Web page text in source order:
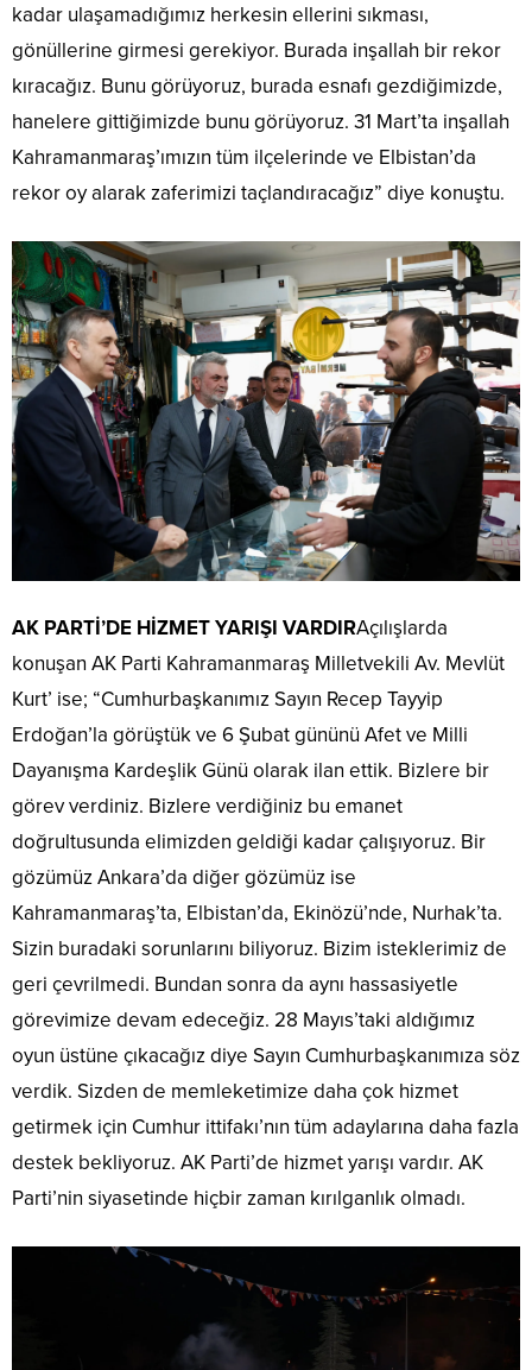
kadar ulaşamadığımız herkesin ellerini sıkması,
gönüllerine girmesi gerekiyor. Burada inşallah bir rekor
kıracağız. Bunu görüyoruz, burada esnafı gezdiğimizde,
hanelere gittiğimizde bunu görüyoruz. 31 Mart’ta inşallah
Kahramanmaraş’ımızın tüm ilçelerinde ve Elbistan’da
rekor oy alarak zaferimizi taçlandıracağız” diye konuştu.
AK PARTİ’DE HİZMET YARIŞI VARDIRAçılışlarda
konuşan AK Parti Kahramanmaraş Milletvekili Av. Mevlüt
Kurt’ ise; “Cumhurbaşkanımız Sayın Recep Tayyip
Erdoğan’la görüştük ve 6 Şubat gününü Afet ve Milli
Dayanışma Kardeşlik Günü olarak ilan ettik. Bizlere bir
görev verdiniz. Bizlere verdiğiniz bu emanet
doğrultusunda elimizden geldiği kadar çalışıyoruz. Bir
gözümüz Ankara’da diğer gözümüz ise
Kahramanmaraş’ta, Elbistan’da, Ekinözü’nde, Nurhak’ta.
Sizin buradaki sorunlarını biliyoruz. Bizim isteklerimiz de
geri çevrilmedi. Bundan sonra da aynı hassasiyetle
görevimize devam edeceğiz. 28 Mayıs’taki aldığımız
oyun üstüne çıkacağız diye Sayın Cumhurbaşkanımıza söz
verdik. Sizden de memleketimize daha çok hizmet
getirmek için Cumhur ittifakı’nın tüm adaylarına daha fazla
destek bekliyoruz. AK Parti’de hizmet yarışı vardır. AK
Parti’nin siyasetinde hiçbir zaman kırılganlık olmadı.